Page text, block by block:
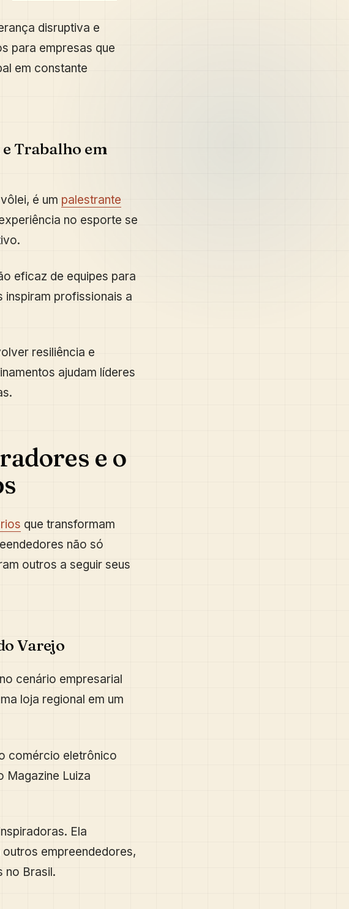
disruptiva e
para empresas que
em constante
Trabalho em
é um palestrante
no esporte se
eficaz de equipes para
inspiram profissionais a
resiliência e
ajudam líderes
e o
que transformam
não só
outros a seguir seus
Varejo
cenário empresarial
loja regional em um
comércio eletrônico
Magazine Luiza
Ela
empreendedores,
no Brasil.